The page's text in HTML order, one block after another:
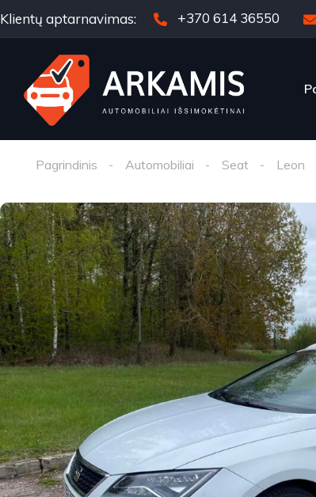
Klientų aptarnavimas: +370 614 36550
Pagrindinis Automobiliai Seat Leon